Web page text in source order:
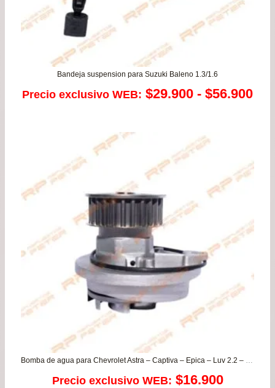
Bandeja suspension para Suzuki Baleno 1.3/1.6
Precio exclusivo WEB: $29.900 - $56.900
Bomba de agua para Chevrolet Astra – Captiva – Epica – Luv 2.2 – Dmax 2.4 – Monza – Optra – S10 – Vectra
Precio exclusivo WEB: $16.900